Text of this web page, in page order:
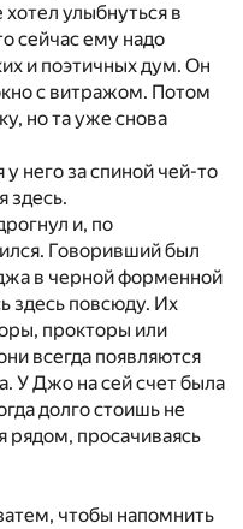
улыбнуться в
сейчас ему надо
и поэтичных дум. Он
с витражом. Потом
но та уже снова
него за спиной чей-то
здесь.
и, по
Говоривший был
в черной форменной
здесь повсюду. Их
прокторы или
всегда появляются
У Джо на сей счет была
долго стоишь не
рядом, просачиваясь
чтобы напомнить